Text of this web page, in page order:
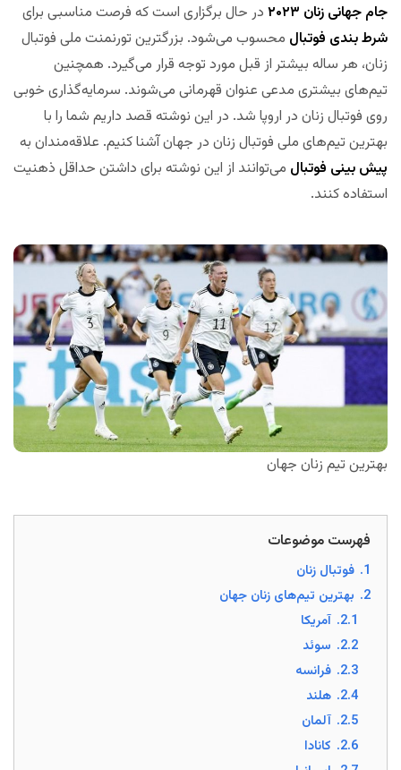
جام جهانی زنان ۲۰۲۳
در حال برگزاری است که فرصت مناسبی برای
شرط بندی فوتبال محسوب می‌شود. بزرگترین تورنمنت ملی فوتبال
زنان، هر ساله بیشتر از قبل مورد توجه قرار می‌گیرد. همچنین
تیم‌های بیشتری مدعی عنوان قهرمانی می‌شوند. سرمایه‌گذاری خوبی
روی فوتبال زنان در اروپا شد. در این نوشته قصد داریم شما را با
بهترین تیم‌های ملی فوتبال زنان در جهان آشنا کنیم. علاقه‌مندان به
پیش بینی فوتبال می‌توانند از این نوشته برای داشتن حداقل ذهنیت
استفاده کنند.
بهترین تیم زنان جهان
فهرست موضوعات
1. فوتبال زنان
2. بهترین تیم‌های زنان جهان
2.1. آمریکا
2.2. سوئد
2.3. فرانسه
2.4. هلند
2.5. آلمان
2.6. کانادا